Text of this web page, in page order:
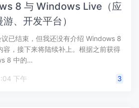
、开发平台）
已结束，但我还没有介绍 Windows 8
，接下来将陆续补上。根据之前获得
8 中的…
年 9 月 26 日, 1:04 下午 3